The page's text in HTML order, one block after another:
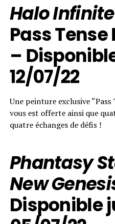
Halo Infinite
Pass
–
12/07/22
Une peinture exclusive “Pass
vous est offerte ainsi que
quatre échanges de défis !
Phantasy
New
Disponible